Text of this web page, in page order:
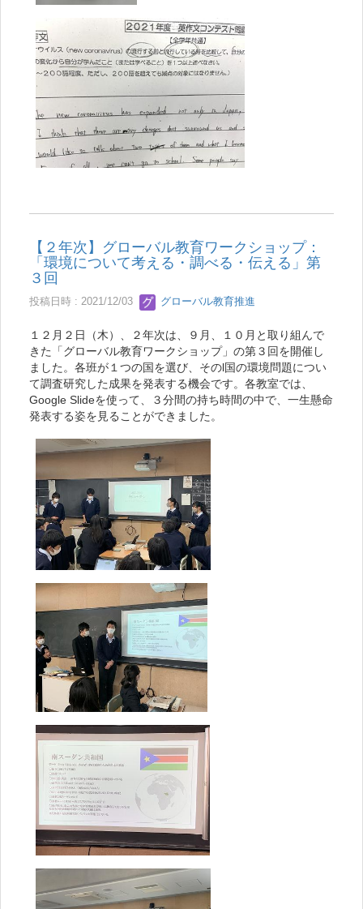
【２年次】グローバル教育ワークショップ：
「環境について考える・調べる・伝える」第
３回
投稿日時 : 2021/12/03 グローバル教育推進
１２月２日（木）、２年次は、９月、１０月と取り組んで
きた「グローバル教育ワークショップ」の第３回を開催し
ました。各班が１つの国を選び、そのl国の環境問題につい
て調査研究した成果を発表する機会です。各教室では、
Google Slideを使って、３分間の持ち時間の中で、一生懸命
発表する姿を見ることができました。